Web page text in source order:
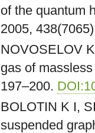
of the quantum
2005,
NOVOSELOV
gas of
197–200.
BOLOTIN K I,
suspended